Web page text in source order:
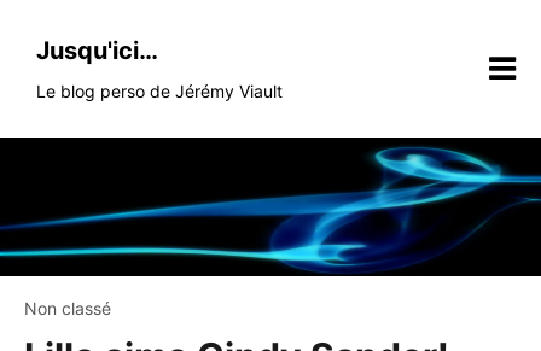
Jusqu'ici…
Le blog perso de Jérémy Viault
Non classé